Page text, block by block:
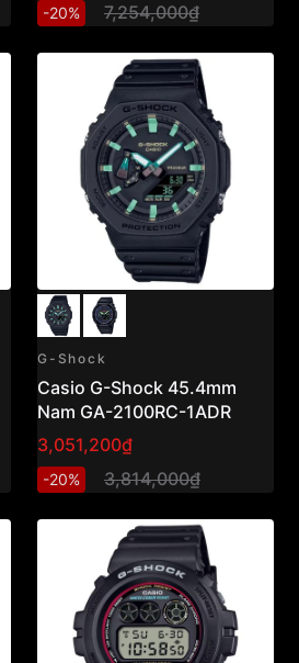
-20% 7,254,000₫
G-Shock
Casio G-Shock 45.4mm
Nam GA-2100RC-1ADR
3,051,200₫
-20% 3,814,000₫